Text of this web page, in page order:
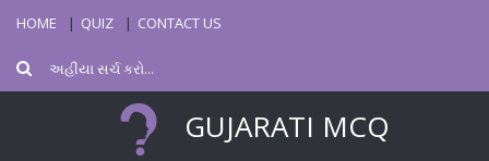
HOME QUIZ CONTACT US
GUJARATI MCQ